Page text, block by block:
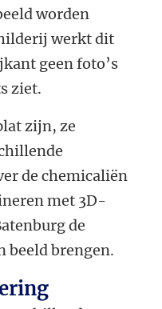
worden
werkt dit
geen foto’s
ziet.
zijn, ze
de chemicaliën
met 3D-
de
beeld brengen.